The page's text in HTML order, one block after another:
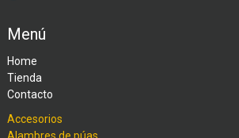
Menú
Home
Tienda
Contacto
Accesorios